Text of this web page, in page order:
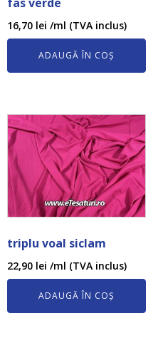
16,70 lei /ml (TVA inclus)
ADAUGĂ ÎN COȘ
triplu voal siclam
22,90 lei /ml (TVA inclus)
ADAUGĂ ÎN COȘ